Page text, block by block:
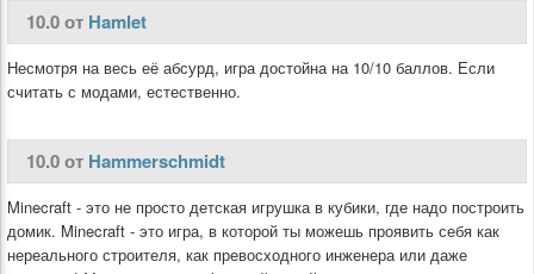
10.0 от Hamlet
Несмотря на весь её абсурд, игра достойна на 10/10 баллов. Если
считать с модами, естественно.
10.0 от Hammerschmidt
Minecraft - это не просто детская игрушка в кубики, где надо построить
домик. Minecraft - это игра, в которой ты можешь проявить себя как
нереального строителя, как превосходного инженера или даже